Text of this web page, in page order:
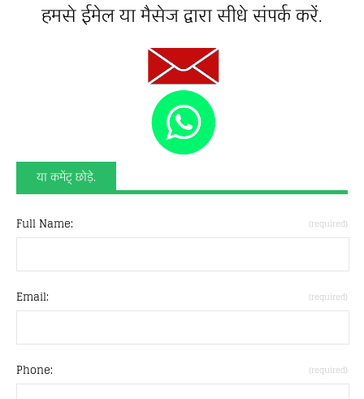
हमसे ईमेल या मैसेज द्वारा सीधे संपर्क करें.
या कमेंट् छोड़े.
Full Name: (required)
Email: (required)
Phone: (required)